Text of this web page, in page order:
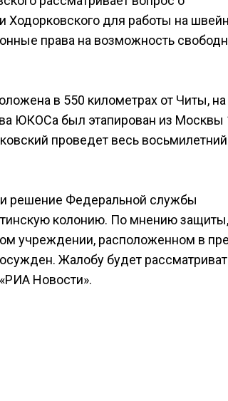
для работы на
права на возможность
в 550 километрах от Читы, на
ЮКОСа был этапирован из Москвы
проведет весь
решение Федеральной службы
колонию. По мнению защиты,
учреждении, расположенном в
Жалобу будет
Новости».